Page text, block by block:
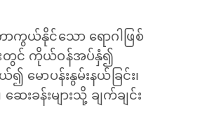
ယ်နိုင်သော ရောဂါဖြစ်
းတွင် ကိုယ်ဝန်အပ်နှံ၍
မောပန်းနွမ်းနယ်ခြင်း၊
းခန်းများသို့ ချက်ချင်း